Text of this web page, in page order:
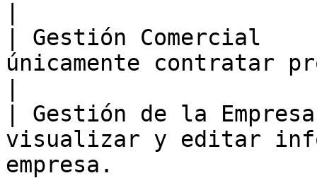
| Gestión
únicamente contratar
| Gestión de la
visualizar y editar
empresa.